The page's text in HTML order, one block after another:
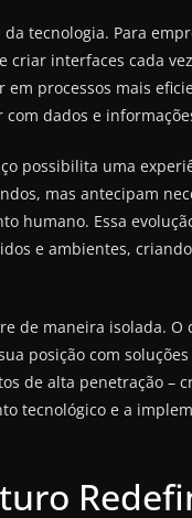
tecnologia. Para
criar interfaces cada
processos mais
dados e
possibilita uma
mas antecipam
humano. Essa
e ambientes,
de maneira isolada.
posição com
de alta penetração –
tecnológico e a